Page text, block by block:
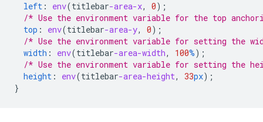
left : env(titlebar-area-x, 0);
/* Use the environment variable for the top
top : env(titlebar-area-y, 0);
/* Use the environment variable for setting the
width : env(titlebar-area-width, 100%);
/* Use the environment variable for setting the
height : env(titlebar-area-height, 33px);
}